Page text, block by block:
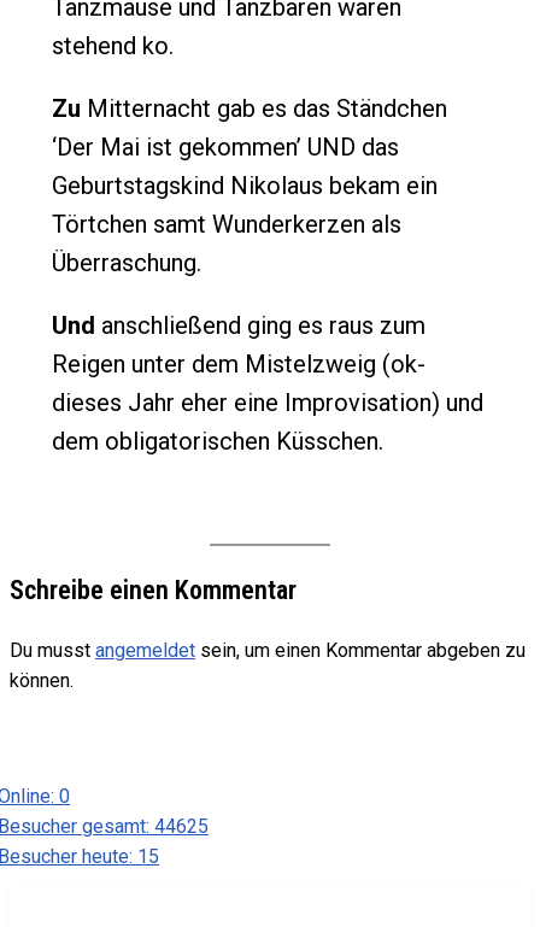
Tanzmäuse und Tanzbären waren
stehend ko.
Zu Mitternacht gab es das Ständchen
‘Der Mai ist gekommen’ UND das
Geburtstagskind Nikolaus bekam ein
Törtchen samt Wunderkerzen als
Überraschung.
Und anschließend ging es raus zum
Reigen unter dem Mistelzweig (ok-
dieses Jahr eher eine Improvisation) und
dem obligatorischen Küsschen.
Schreibe einen Kommentar
Du musst angemeldet sein, um einen Kommentar abgeben zu
können.
0
gesamt: 44625
heute: 15